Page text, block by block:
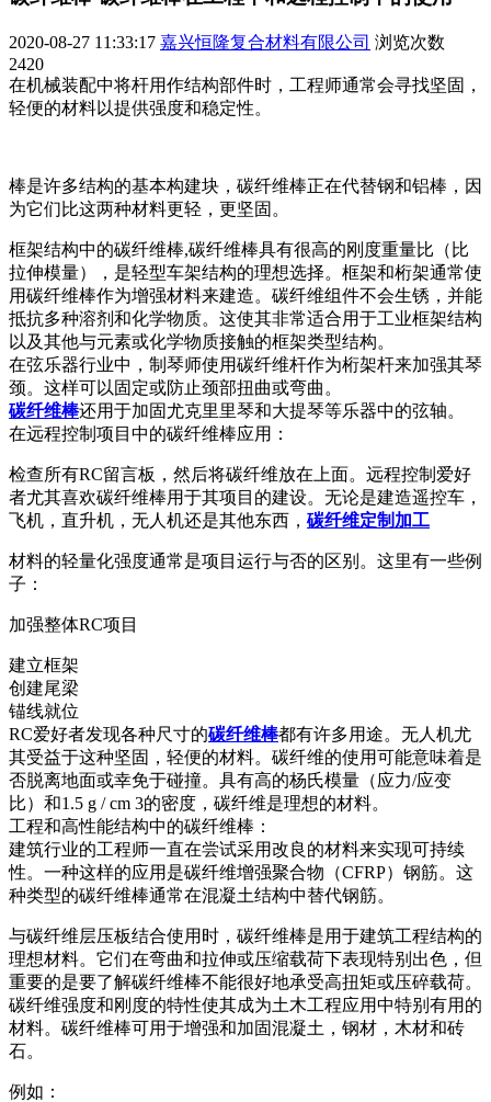
2020-08-27 11:33:17 嘉兴恒隆复合材料有限公司 浏览次数
2420
在机械装配中将杆用作结构部件时，工程师通常会寻找坚固，
轻便的材料以提供强度和稳定性。
棒是许多结构的基本构建块，碳纤维棒正在代替钢和铝棒，因
为它们比这两种材料更轻，更坚固。
框架结构中的碳纤维棒,碳纤维棒具有很高的刚度重量比（比
拉伸模量），是轻型车架结构的理想选择。框架和桁架通常使
用碳纤维棒作为增强材料来建造。碳纤维组件不会生锈，并能
抵抗多种溶剂和化学物质。这使其非常适合用于工业框架结构
以及其他与元素或化学物质接触的框架类型结构。
在弦乐器行业中，制琴师使用碳纤维杆作为桁架杆来加强其琴
颈。这样可以固定或防止颈部扭曲或弯曲。
碳纤维棒还用于加固尤克里里琴和大提琴等乐器中的弦轴。
在远程控制项目中的碳纤维棒应用：
检查所有RC留言板，然后将碳纤维放在上面。远程控制爱好
者尤其喜欢碳纤维棒用于其项目的建设。无论是建造遥控车，
飞机，直升机，无人机还是其他东西， 碳纤维定制加工
材料的轻量化强度通常是项目运行与否的区别。这里有一些例
子：
加强整体RC项目
建立框架
创建尾梁
锚线就位
RC爱好者发现各种尺寸的碳纤维棒都有许多用途。无人机尤
其受益于这种坚固，轻便的材料。碳纤维的使用可能意味着是
否脱离地面或幸免于碰撞。具有高的杨氏模量（应力/应变
比）和1.5 g / cm 3的密度，碳纤维是理想的材料。
工程和高性能结构中的碳纤维棒：
建筑行业的工程师一直在尝试采用改良的材料来实现可持续
性。一种这样的应用是碳纤维增强聚合物（CFRP）钢筋。这
种类型的碳纤维棒通常在混凝土结构中替代钢筋。
与碳纤维层压板结合使用时，碳纤维棒是用于建筑工程结构的
理想材料。它们在弯曲和拉伸或压缩载荷下表现特别出色，但
重要的是要了解碳纤维棒不能很好地承受高扭矩或压碎载荷。
碳纤维强度和刚度的特性使其成为土木工程应用中特别有用的
材料。碳纤维棒可用于增强和加固混凝土，钢材，木材和砖
石。
例如：